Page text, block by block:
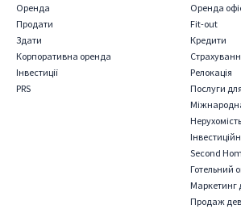
Оренда
Продати
Здати
Корпоративна оренда
Iнвестиції
PRS
Оренда
Fit-out
Кредити
Релокація
Послуги
Second
Готельний
Маркетинг
Продаж